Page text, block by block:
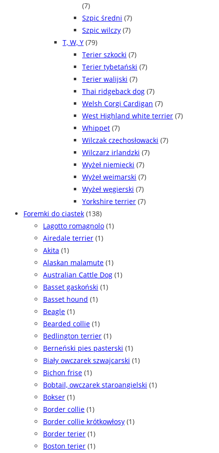
(7)
Szpic średni (7)
Szpic wilczy (7)
T, W, Y (79)
Terier szkocki (7)
Terier tybetański (7)
Terier walijski (7)
Thai ridgeback dog (7)
Welsh Corgi Cardigan (7)
West Highland white terrier (7)
Whippet (7)
Wilczak czechosłowacki (7)
Wilczarz irlandzki (7)
Wyżeł niemiecki (7)
Wyżeł weimarski (7)
Wyżeł węgierski (7)
Yorkshire terrier (7)
Foremki do ciastek (138)
Lagotto romagnolo (1)
Airedale terrier (1)
Akita (1)
Alaskan malamute (1)
Australian Cattle Dog (1)
Basset gaskoński (1)
Basset hound (1)
Beagle (1)
Bearded collie (1)
Bedlington terrier (1)
Berneński pies pasterski (1)
Biały owczarek szwajcarski (1)
Bichon frise (1)
Bobtail, owczarek staroangielski (1)
Bokser (1)
Border collie (1)
Border collie krótkowłosy (1)
Border terier (1)
Boston terier (1)